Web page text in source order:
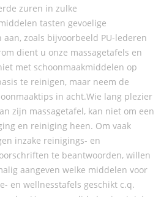
zuren in zulke
tasten gevoelige
aan, zoals bijvoorbeeld PU-lederen
dient u onze massagetafels en
met schoonmaakmiddelen op
te reinigen, maar neem de
in acht.Wie lang plezier
zijn massagetafel, kan niet om een
en reiniging heen. Om vaak
inzake reinigings- en
te beantwoorden, willen
aangeven welke middelen voor
en wellnesstafels geschikt c.q.